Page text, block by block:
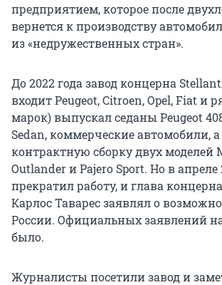
предприятием, которое после
вернется к производству
из «недружественных стран».
До 2022 года завод концерна
входит Peugeot, Citroen, Opel, Fiat и
марок) выпускал седаны Peugeot
Sedan, коммерческие автомобили,
контрактную сборку двух моделей
Outlander и Pajero Sport. Но в апреле
прекратил работу, и глава
Карлос Таварес заявлял о
России. Официальных заявлений на
было.
Журналисты посетили завод и